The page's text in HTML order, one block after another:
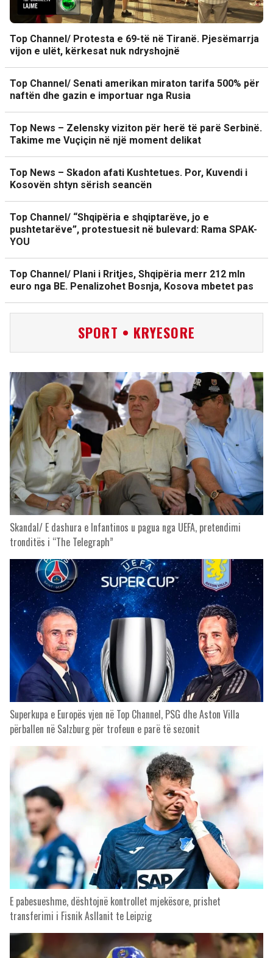
Top Channel/ Protesta e 69-të në Tiranë. Pjesëmarrja
vijon e ulët, kërkesat nuk ndryshojnë
Top Channel/ Senati amerikan miraton tarifa 500% për
naftën dhe gazin e importuar nga Rusia
Top News – Zelensky viziton për herë të parë Serbinë.
Takime me Vuçiçin në një moment delikat
Top News – Skadon afati Kushtetues. Por, Kuvendi i
Kosovën shtyn sërish seancën
Top Channel/ “Shqipëria e shqiptarëve, jo e
pushtetarëve”, protestuesit në bulevard: Rama SPAK-
YOU
Top Channel/ Plani i Rritjes, Shqipëria merr 212 mln
euro nga BE. Penalizohet Bosnja, Kosova mbetet pas
SPORT • KRYESORE
Skandal/ E dashura e Infantinos u pagua nga UEFA, pretendimi
tronditës i “The Telegraph”
Superkupa e Europës vjen në Top Channel, PSG dhe Aston Villa
përballen në Salzburg për trofeun e parë të sezonit
E pabesueshme, dështojnë kontrollet mjekësore, prishet
transferimi i Fisnik Asllanit te Leipzig